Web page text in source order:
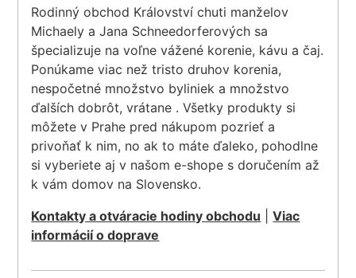
Rodinný obchod Království chuti manželov
Michaely a Jana Schneedorferových sa
špecializuje na voľne vážené korenie, kávu a čaj.
Ponúkame viac než tristo druhov korenia,
nespočetné množstvo byliniek a množstvo
ďalších dobrôt, vrátane . Všetky produkty si
môžete v Prahe pred nákupom pozrieť a
privoňať k nim, no ak to máte ďaleko, pohodlne
si vyberiete aj v našom e-shope s doručením až
k vám domov na Slovensko.
Kontakty a otváracie hodiny obchodu |Viac
informácií o doprave